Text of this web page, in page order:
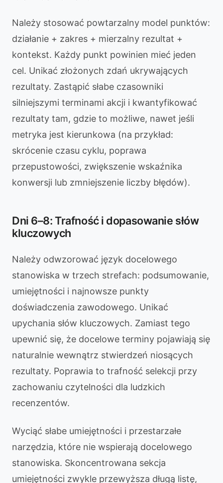
Należy stosować powtarzalny model punktów:
działanie + zakres + mierzalny rezultat +
kontekst. Każdy punkt powinien mieć jeden
cel. Unikać złożonych zdań ukrywających
rezultaty. Zastąpić słabe czasowniki
silniejszymi terminami akcji i kwantyfikować
rezultaty tam, gdzie to możliwe, nawet jeśli
metryka jest kierunkowa (na przykład:
skrócenie czasu cyklu, poprawa
przepustowości, zwiększenie wskaźnika
konwersji lub zmniejszenie liczby błędów).
Dni 6–8: Trafność i dopasowanie słów
kluczowych
Należy odwzorować język docelowego
stanowiska w trzech strefach: podsumowanie,
umiejętności i najnowsze punkty
doświadczenia zawodowego. Unikać
upychania słów kluczowych. Zamiast tego
upewnić się, że docelowe terminy pojawiają się
naturalnie wewnątrz stwierdzeń niosących
rezultaty. Poprawia to trafność selekcji przy
zachowaniu czytelności dla ludzkich
recenzentów.
Wyciąć słabe umiejętności i przestarzałe
narzędzia, które nie wspierają docelowego
stanowiska. Skoncentrowana sekcja
umiejętności zwykle przewyższa długą listę,